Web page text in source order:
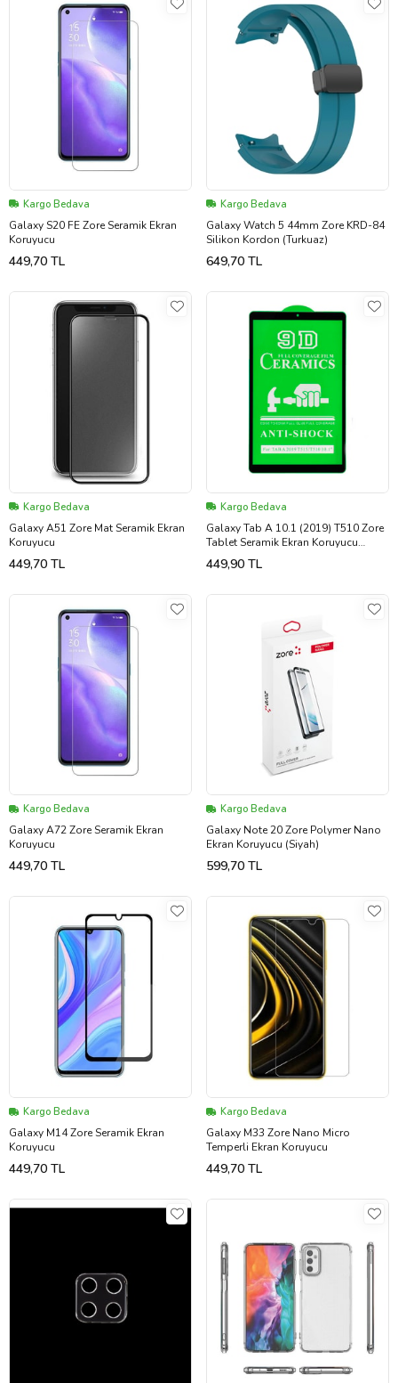
Kargo Bedava
Galaxy S20 FE Zore Seramik Ekran
Koruyucu
449,70 TL
Kargo Bedava
Galaxy Watch 5 44mm Zore KRD-84
Silikon Kordon (Turkuaz)
649,70 TL
Kargo Bedava
Galaxy A51 Zore Mat Seramik Ekran
Koruyucu
449,70 TL
Kargo Bedava
Galaxy Tab A 10.1 (2019) T510 Zore
Tablet Seramik Ekran Koruyucu
(Siyah)
449,90 TL
Kargo Bedava
Galaxy A72 Zore Seramik Ekran
Koruyucu
449,70 TL
Kargo Bedava
Galaxy Note 20 Zore Polymer Nano
Ekran Koruyucu (Siyah)
599,70 TL
Kargo Bedava
Galaxy M14 Zore Seramik Ekran
Koruyucu
449,70 TL
Kargo Bedava
Galaxy M33 Zore Nano Micro
Temperli Ekran Koruyucu
449,70 TL